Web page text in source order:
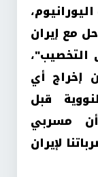
مع إيران
التخصيب"،
إخراج أي
قبل
مسربي
لإيران